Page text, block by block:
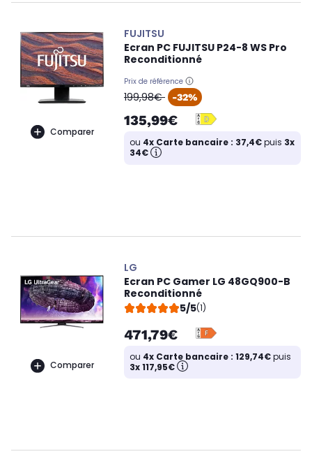
Comparer
FUJITSU
Ecran PC FUJITSU P24-8 WS Pro
Reconditionné
Prix de référence
oldPrice
199,98€ -32%
135,99€
ou 4x Carte bancaire : 37,4€puis 3x
34€
Comparer
LG
Ecran PC Gamer LG 48GQ900-B
Reconditionné
5/5(1)
471,79€
ou 4x Carte bancaire : 129,74€puis
3x 117,95€